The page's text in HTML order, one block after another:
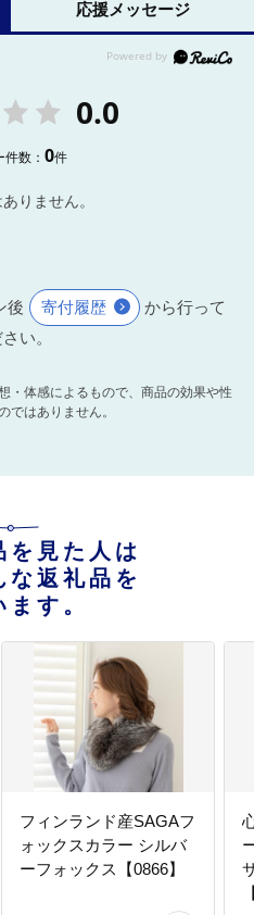
応援メッセージ
0.0
件数：0件
りません。
後 寄付履歴
から行って
い。
・体感によるもので、商品の効果や性
ではありません。
を見た人は
な返礼品を
ます。
フィンランド産SAGAフ
ォックスカラー シルバ
ーフォックス【0866】